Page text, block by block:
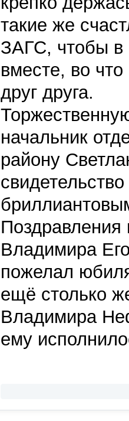
такие же
ЗАГС, чтобы в
вместе, во
друг друга.
начальник
району
Поздравления
Владимира
пожелал
ещё столько
Владимира
ему